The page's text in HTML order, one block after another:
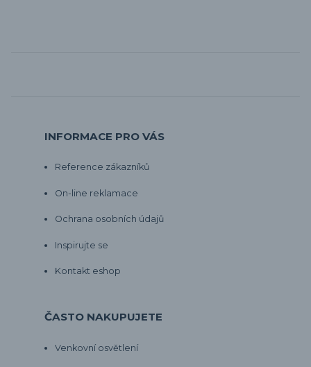
INFORMACE PRO VÁS
Reference zákazníků
On-line reklamace
Ochrana osobních údajů
Inspirujte se
Kontakt eshop
ČASTO NAKUPUJETE
Venkovní osvětlení